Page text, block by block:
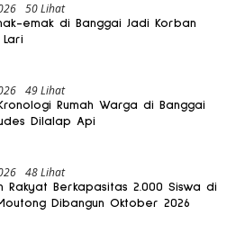
50 Lihat
emak di Banggai Jadi Korban
49 Lihat
Rumah Warga di Banggai
Dilalap Api
48 Lihat
Rakyat Berkapasitas 2.000 Siswa di
Dibangun Oktober 2026